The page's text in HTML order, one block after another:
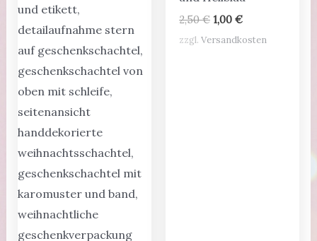
2,50€ Ursprünglicher
war:
1,00€Aktueller
ist:
zzgl.Versandkosten